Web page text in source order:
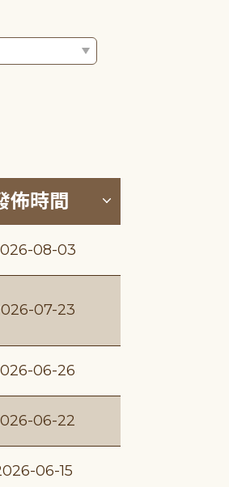
排序 (升降冪)
佈時間 按發佈時間
08-03
07-23
06-26
06-22
06-15